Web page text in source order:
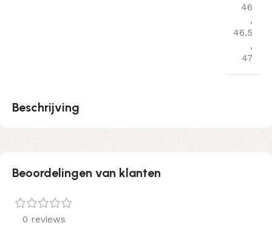
46
,
46.5
,
47
Beschrijving
Beoordelingen van klanten
0 reviews